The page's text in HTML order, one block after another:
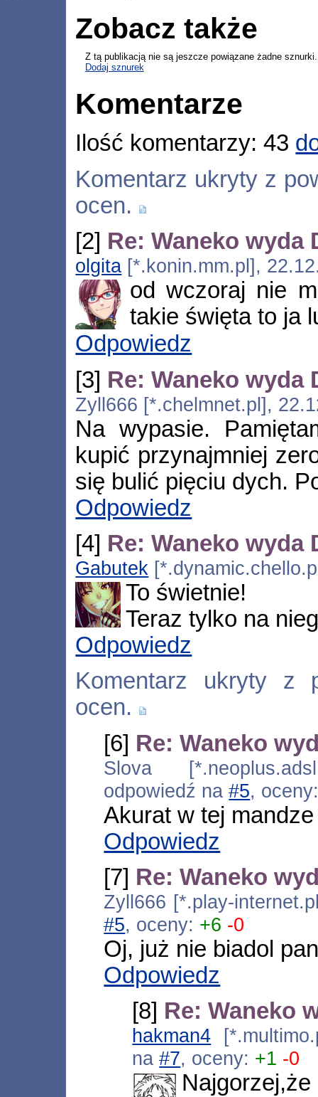
Zobacz także
Z tą publikacją nie są jeszcze powiązane żadne sznurki.
Dodaj sznurek
Komentarze
Ilość komentarzy: 43
Komentarz ukryty z
ocen.
[2] Re: Waneko wyda
olgita [*.konin.mm.pl],
od wczoraj nie
takie święta to ja
Odpowiedz
[3] Re: Waneko wyda
Zyll666 [*.chelmnet.pl],
Na wypasie.
kupić przynajmniej
się bulić pięciu dych.
Odpowiedz
[4] Re: Waneko wyda
Gabutek
To świetnie!
Teraz tylko na
Odpowiedz
Komentarz ukryty z
ocen.
[6] Re: Waneko
Slova
odpowiedź na#5,
Akurat w tej
Odpowiedz
[7] Re: Waneko
Zyll666 [*.play-
#5, oceny: +6 -0
Oj, już nie biadol
Odpowiedz
[8] Re: Waneko
hakman4
na#7, oceny: +1 -0